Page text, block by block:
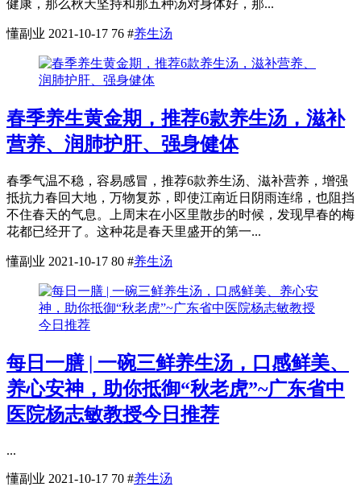
健康，那么秋天坚持和那五种汤对身体好，那...
懂副业 2021-10-17 76 #养生汤
春季养生黄金期，推荐6款养生汤，滋补
营养、润肺护肝、强身健体
春季气温不稳，容易感冒，推荐6款养生汤、滋补营养，增强
抵抗力春回大地，万物复苏，即使江南近日阴雨连绵，也阻挡
不住春天的气息。上周末在小区里散步的时候，发现早春的梅
花都已经开了。这种花是春天里盛开的第一...
懂副业 2021-10-17 80 #养生汤
每日一膳 | 一碗三鲜养生汤，口感鲜美、
养心安神，助你抵御“秋老虎”~广东省中
医院杨志敏教授今日推荐
...
懂副业 2021-10-17 70 #养生汤